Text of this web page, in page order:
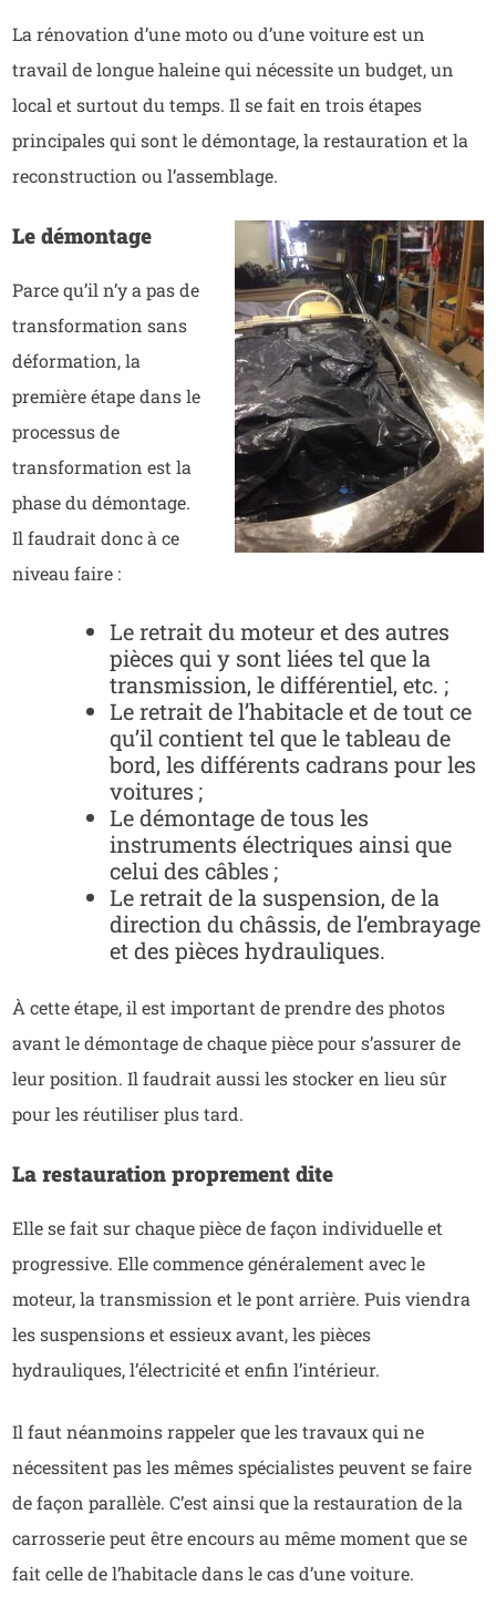
La rénovation d’une moto ou d’une voiture est un
travail de longue haleine qui nécessite un budget, un
local et surtout du temps. Il se fait en trois étapes
principales qui sont le démontage, la restauration et la
reconstruction ou l’assemblage.
Le démontage
Parce qu’il n’y a pas de
transformation sans
déformation, la
première étape dans le
processus de
transformation est la
phase du démontage.
Il faudrait donc à ce
niveau faire :
Le retrait du moteur et des autres
pièces qui y sont liées tel que la
transmission, le différentiel, etc. ;
Le retrait de l’habitacle et de tout ce
qu’il contient tel que le tableau de
bord, les différents cadrans pour les
voitures ;
Le démontage de tous les
instruments électriques ainsi que
celui des câbles ;
Le retrait de la suspension, de la
direction du châssis, de l’embrayage
et des pièces hydrauliques.
À cette étape, il est important de prendre des photos
avant le démontage de chaque pièce pour s’assurer de
leur position. Il faudrait aussi les stocker en lieu sûr
pour les réutiliser plus tard.
La restauration proprement dite
Elle se fait sur chaque pièce de façon individuelle et
progressive. Elle commence généralement avec le
moteur, la transmission et le pont arrière. Puis viendra
les suspensions et essieux avant, les pièces
hydrauliques, l’électricité et enfin l’intérieur.
Il faut néanmoins rappeler que les travaux qui ne
nécessitent pas les mêmes spécialistes peuvent se faire
de façon parallèle. C’est ainsi que la restauration de la
carrosserie peut être encours au même moment que se
fait celle de l’habitacle dans le cas d’une voiture.